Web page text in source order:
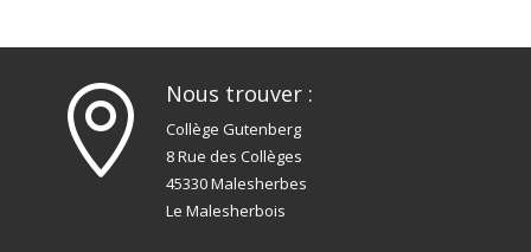
 Nous trouver :
Collège Gutenberg
8 Rue des Collèges
45330 Malesherbes
Le Malesherbois